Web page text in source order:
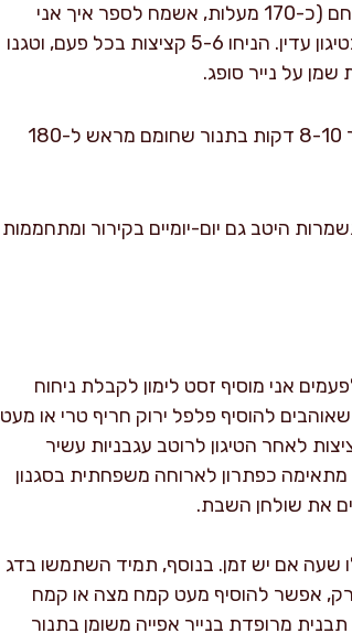
חממו מחבת רחבה עם שמן בגובה 1.5 ס”מ על להבה בינונית-גבוהה. כשהשמן חם (כ-170 מעלות, אשמח לספר איך אני
בודק עם חתיכת לחם – אם היא משחימה תוך 25 שניות, השמן מוכן), התחילו בטיגון עדין. הניחו 5-6 קציצות בכל פעם, וטגנו
לאחר כל נגלות הטיגון, אפשר להניח את הקציצות בתבנית ולאפות אותן למשך 8-10 דקות בתנור שחומם מראש ל-180
היטב גם יום-יומיים בקירור ומתחממות
אני מוסיף זסט לימון לקבלת ניחוח
להוסיף פלפל ירוק חריף טרי או מעט
לאחר הטיגון לרוטב עגבניות עשיר
וגם מתאימה כפתרון לארוחה משפחתית בסגנון
את שולחן השבת.
שעה אם יש זמן. בנוסף, תמיד השתמשו בדג
אפשר להוסיף מעט קמח מצה או קמח
מרופדת בנייר אפייה משומן בתנור